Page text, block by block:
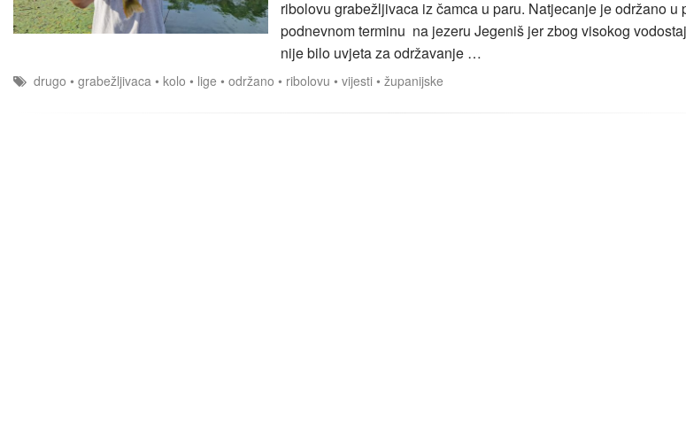
ribolovu grabežljivaca iz čamca u paru. Natjecanje je održano u
podnevnom terminu na jezeru Jegeniš jer zbog visokog
nije bilo uvjeta za održavanje …
drugo • grabežljivaca • kolo • lige • održano • ribolovu • vijesti • županijske